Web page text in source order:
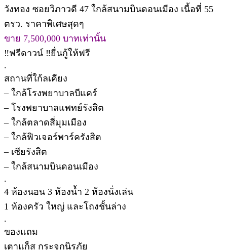
วังทอง ซอยวิภาวดี 47 ใกล้สนามบินดอนเมือง เนื้อที่ 55
ตรว. ราคาพิเศษสุดๆ
ขาย 7,500,000 บาทเท่านั้น
‼️ฟรีดาวน์ ‼️ยื่นกู้ให้ฟรี
.
สถานที่ใก้ลเคียง
– ใกล้โรงพยาบาลบีแคร์
– โรงพยาบาลแพทย์รังสิต
– ใกล้ตลาดสี่มุมเมือง
– ใกล้ฟิวเจอร์พาร์ครังสิต
– เซียรังสิต
– ใกล้สนามบินดอนเมือง
.
4 ห้องนอน 3 ห้องน้ำ 2 ห้องนั่งเล่น
1 ห้องครัว ใหญ่ และโถงชั้นล่าง
.
ของแถม
เตาแก็ส กระจกนิรภัย